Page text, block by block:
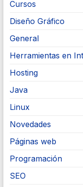
Cursos
Diseño Gráfico
General
Herramientas en
Hosting
Java
Linux
Novedades
Páginas web
Programación
SEO